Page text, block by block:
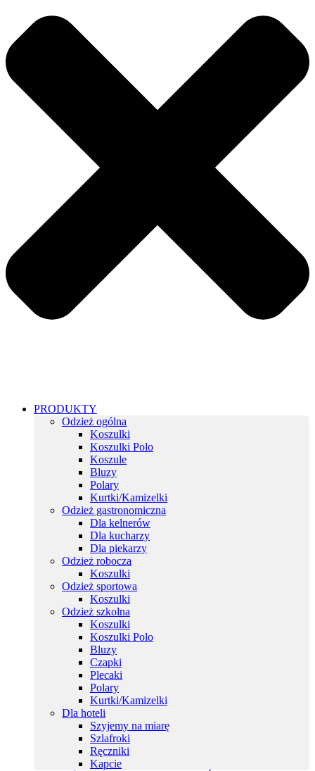
PRODUKTY
Odzież ogólna
Koszulki
Koszulki Polo
Koszule
Bluzy
Polary
Kurtki/Kamizelki
Odzież gastronomiczna
Dla kelnerów
Dla kucharzy
Dla piekarzy
Odzież robocza
Koszulki
Odzież sportowa
Koszulki
Odzież szkolna
Koszulki
Koszulki Polo
Bluzy
Czapki
Plecaki
Polary
Kurtki/Kamizelki
Dla hoteli
Szyjemy na miarę
Szlafroki
Ręczniki
Kapcie